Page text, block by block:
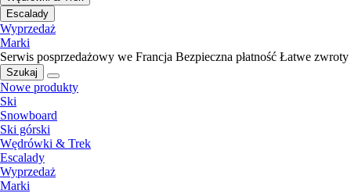
Escalady
Wyprzedaż
Marki
Serwis posprzedażowy we Francja Bezpieczna płatność Łatwe zwroty
Szukaj
Nowe produkty
Ski
Snowboard
Ski górski
Wędrówki & Trek
Escalady
Wyprzedaż
Marki